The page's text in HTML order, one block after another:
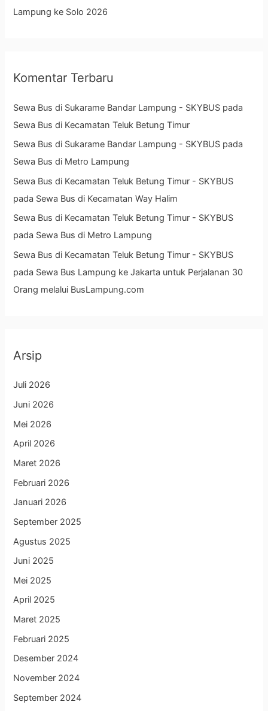
Lampung ke Solo 2026
Komentar Terbaru
Sewa Bus di Sukarame Bandar Lampung - SKYBUS pada
Sewa Bus di Kecamatan Teluk Betung Timur
Sewa Bus di Sukarame Bandar Lampung - SKYBUS pada
Sewa Bus di Metro Lampung
Sewa Bus di Kecamatan Teluk Betung Timur - SKYBUS
pada Sewa Bus di Kecamatan Way Halim
Sewa Bus di Kecamatan Teluk Betung Timur - SKYBUS
pada Sewa Bus di Metro Lampung
Sewa Bus di Kecamatan Teluk Betung Timur - SKYBUS
pada Sewa Bus Lampung ke Jakarta untuk Perjalanan 30
Orang melalui BusLampung.com
Arsip
Juli 2026
Juni 2026
Mei 2026
April 2026
Maret 2026
Februari 2026
Januari 2026
September 2025
Agustus 2025
Juni 2025
Mei 2025
April 2025
Maret 2025
Februari 2025
Desember 2024
November 2024
September 2024